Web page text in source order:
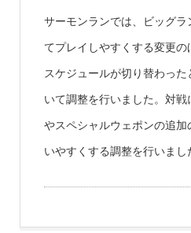
サーモンランでは、ビッグラ
てプレイしやすくする変更
スケジュールが切り替わっ
いて調整を行いました。対
やスペシャルウェポンの追
いやすくする調整を行いまし